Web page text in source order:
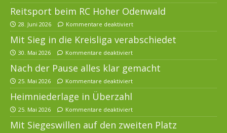
Reitsport beim RC Hoher Odenwald
28. Juni 2026 Kommentare deaktiviert
Mit Sieg in die Kreisliga verabschiedet
30. Mai 2026 Kommentare deaktiviert
Nach der Pause alles klar gemacht
25. Mai 2026 Kommentare deaktiviert
Heimniederlage in Überzahl
25. Mai 2026 Kommentare deaktiviert
Mit Siegeswillen auf den zweiten Platz